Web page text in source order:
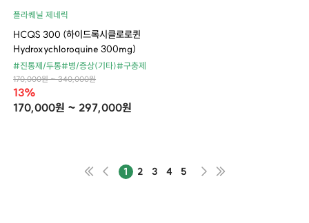
플라퀘닐 제네릭
HCQS 300 (하이드록시클로로퀸
Hydroxychloroquine 300mg)
#진통제/두통#병/증상(기타)#구충제
170,000원 ~ 340,000원
13%
170,000원 ~ 297,000원
1 2 3 4 5